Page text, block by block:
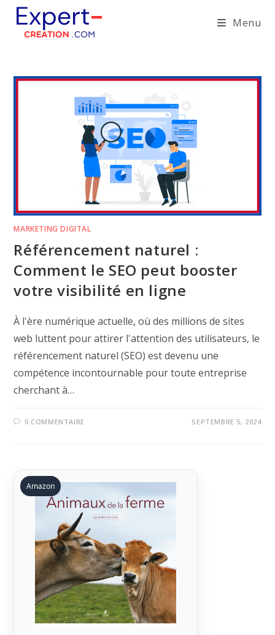
content
Menu
MARKETING DIGITAL
Référencement naturel :
Comment le SEO peut booster
votre visibilité en ligne
À l'ère numérique actuelle, où des millions de sites
web luttent pour attirer l'attention des utilisateurs, le
référencement naturel (SEO) est devenu une
compétence incontournable pour toute entreprise
cherchant à…
0 COMMENTAIRE SEPTEMBRE 5, 2024
Amazon